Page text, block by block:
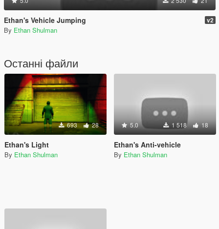
Ethan's Vehicle Jumping v2
By Ethan Shulman
Останні файли
693 28
Ethan's Light
By Ethan Shulman
5.0 1 518 18
Ethan's Anti-vehicle
By Ethan Shulman